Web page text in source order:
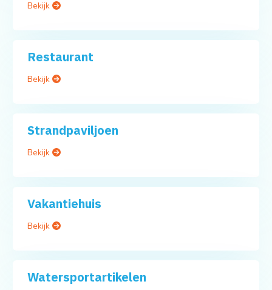
Bekijk
Restaurant
Bekijk
Strandpaviljoen
Bekijk
Vakantiehuis
Bekijk
Watersportartikelen